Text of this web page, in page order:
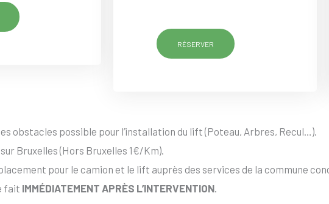
RÉSERVER
obstacles possible pour l’installation du lift (Poteau, Arbres, Recul…).
Bruxelles (Hors Bruxelles 1€/Km).
pour le camion et le lift auprès des services de la commune
fait IMMÉDIATEMENT APRÈS L’INTERVENTION.